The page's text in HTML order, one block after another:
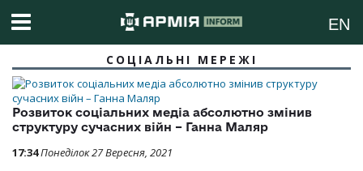
EN
СОЦІАЛЬНІ МЕРЕЖІ
Розвиток соціальних медіа абсолютно змінив
структуру сучасних війн – Ганна Маляр
17:34Понеділок 27 Вересня, 2021